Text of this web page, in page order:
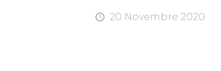
20 Novembre 2020